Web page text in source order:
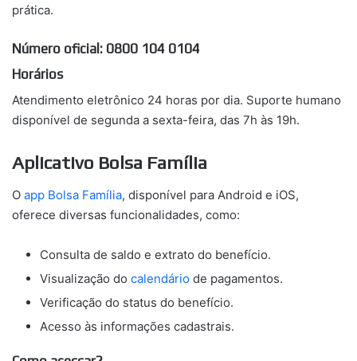
prática.
Número oficial: 0800 104 0104
Horários
Atendimento eletrônico 24 horas por dia. Suporte humano
disponível de segunda a sexta-feira, das 7h às 19h.
Aplicativo Bolsa Família
O app Bolsa Família, disponível para Android e iOS,
oferece diversas funcionalidades, como:
Consulta de saldo e extrato do benefício.
Visualização do calendário de pagamentos.
Verificação do status do benefício.
Acesso às informações cadastrais.